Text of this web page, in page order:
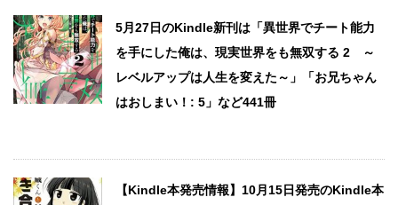
5月27日のKindle新刊は「異世界でチート能力
を手にした俺は、現実世界をも無双する 2 ～
レベルアップは人生を変えた～」「お兄ちゃん
はおしまい！: 5」など441冊
【Kindle本発売情報】10月15日発売のKindle本